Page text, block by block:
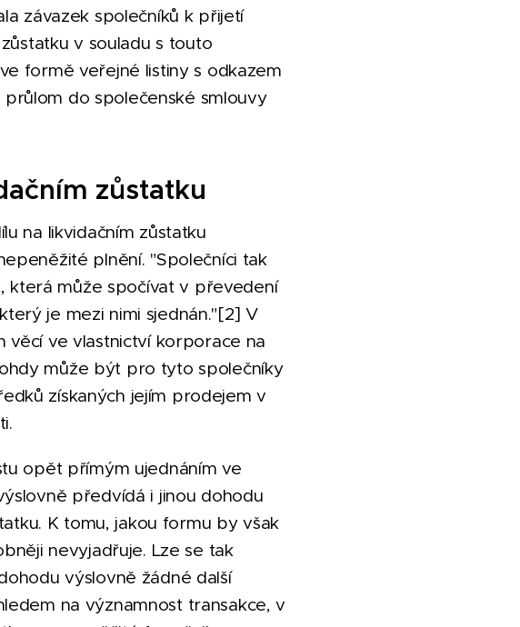
závazek společníků k přijetí
v souladu s touto
formě veřejné listiny s odkazem
do společenské smlouvy
zůstatku
na likvidačním zůstatku
plnění. "Společníci tak
která může spočívat v převedení
je mezi nimi sjednán."[2] V
věcí ve vlastnictví korporace na
může být pro tyto společníky
získaných jejím prodejem v
opět přímým ujednáním ve
předvídá i jinou dohodu
K tomu, jakou formu by však
nevyjadřuje. Lze se tak
výslovně žádné další
na významnost transakce, v